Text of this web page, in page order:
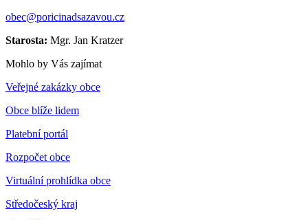
obec@poricinadsazavou.cz
Starosta: Mgr. Jan Kratzer
Mohlo by Vás zajímat
Veřejné zakázky obce
Obce blíže lidem
Platební portál
Rozpočet obce
Virtuální prohlídka obce
Středočeský kraj